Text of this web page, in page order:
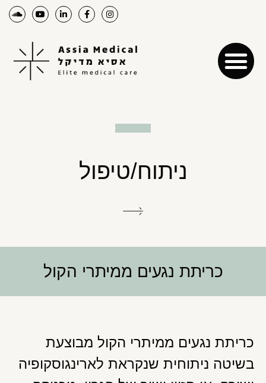
ניתוח/טיפול
כריתת נגעים ממיתרי הקול
כריתת נגעים ממיתרי הקול מבוצעת
בשיטה ניתוחית שנקראת לארינגוסקופיה